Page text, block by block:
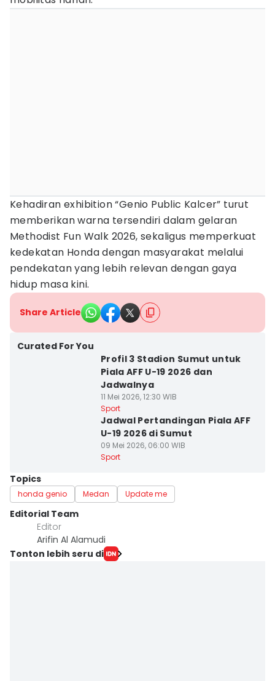
Kehadiran exhibition “Genio Public Kalcer” turut
memberikan warna tersendiri dalam gelaran
Methodist Fun Walk 2026, sekaligus memperkuat
kedekatan Honda dengan masyarakat melalui
pendekatan yang lebih relevan dengan gaya
hidup masa kini.
Share Article
Curated For You
Profil 3 Stadion Sumut untuk
Piala AFF U-19 2026 dan
Jadwalnya
11 Mei 2026, 12:30 WIB
Sport
Jadwal Pertandingan Piala AFF
U-19 2026 di Sumut
09 Mei 2026, 06:00 WIB
Sport
Topics
honda genio Medan Update me
Editorial Team
Editor
Arifin Al Alamudi
Tonton lebih seru di